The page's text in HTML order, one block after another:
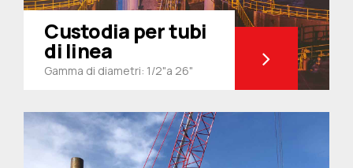
Custodia per tubi
di linea
Gamma di diametri: 1/2"a 26"